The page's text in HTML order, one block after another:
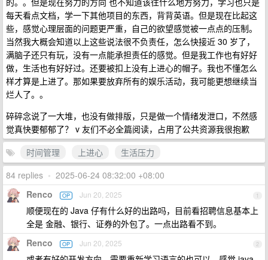
每天看点文档，学一下其他项目的东西，背背英语。但是现在比起这
些，感觉心理层面的问题更严重，自己的欲望感觉被一点点的压制。
当然我大概会知道以上这些说法很不负责任，怎么快接近 30 岁了，
满脑子还只有玩，没有一点能承担责任的感觉。但是我工作也有好好
做，生活也有好好过。还要被扣上没有上进心的帽子。我也不懂怎么
样才算是上进了。那如果要放弃所有的娱乐活动，我可能更想继续当
烂人了。。
碎碎念说了一大堆，也没有做排版，只是做一个情绪发泄口，不然感
觉真快要郁郁了？ v 友们不必全篇阅读，占用了公共资源我很抱歉
时间管理
上进心
生活压力
84 replies • 2025-06-24 08:32:00 +08:00
1
Renco OP Jun 20, 2025
顺便现在的 Java 仔有什么好的出路吗，目前看招聘信息基本上
全是 金融、银行、证券的外包了。一点出路看不到。
2
Renco OP Jun 20, 2025